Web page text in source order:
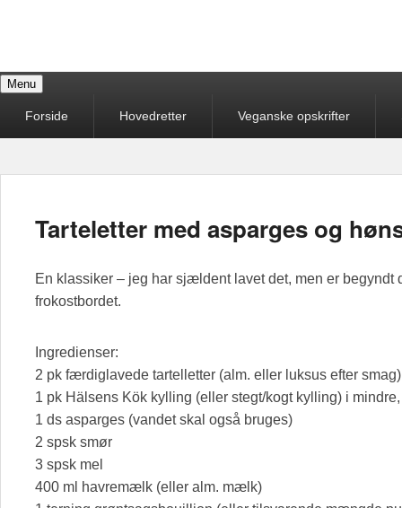
Et forsøg på at give mine opskrifter videre til mine børn
Menu
menuForside Hovedretter Veganske opskrifter
Tarteletter med asparges og
En klassiker – jeg har sjældent lavet det, men er begyndt
frokostbordet.
Ingredienser:
2 pk færdiglavede tartelletter (alm. eller luksus efter smag)
1 pk Hälsens Kök kylling (eller stegt/kogt kylling) i
1 ds asparges (vandet skal også bruges)
2 spsk smør
3 spsk mel
400 ml havremælk (eller alm. mælk)